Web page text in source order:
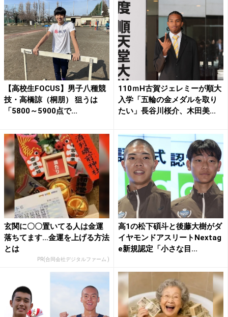
【高校生FOCUS】男子八種競
技・高橋諒（桐朋） 狙うは
「5800～5900点で...
110ｍH古賀ジェレミーが順大
入学「五輪の金メダルを取り
たい」長谷川桜介、木田美...
玄関に〇〇置いてる人は金運
落ちてます…金運を上げる方法
とは
PR(合同会社デジタルファーム )
高1の松下碩斗と後藤大樹がダ
イヤモンドアスリートNextag
e新規認定「小さな目...